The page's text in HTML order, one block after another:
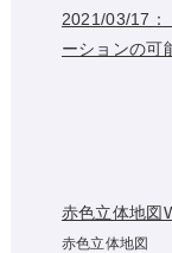
2021/03/17
ーションの可
赤色立体地図
赤色立体地図